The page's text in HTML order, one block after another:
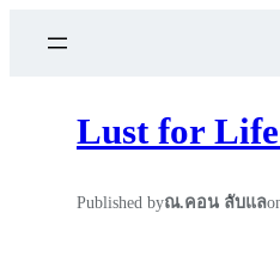
Lust for
Published byณ.คอน ลับแล